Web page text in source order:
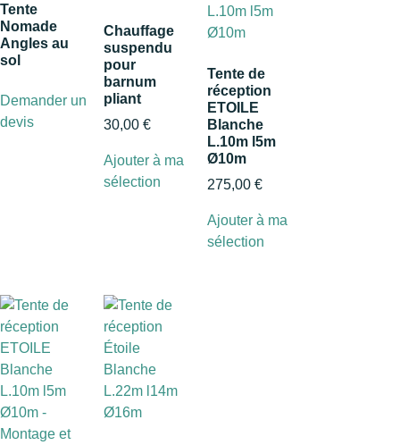
Tente
Nomade
Angles au
sol
Demander un
devis
Chauffage
suspendu
pour
barnum
pliant
30,00 €
Ajouter à ma
sélection
Tente de
réception
ETOILE
Blanche
L.10m l5m
Ø10m
275,00 €
Ajouter à ma
sélection